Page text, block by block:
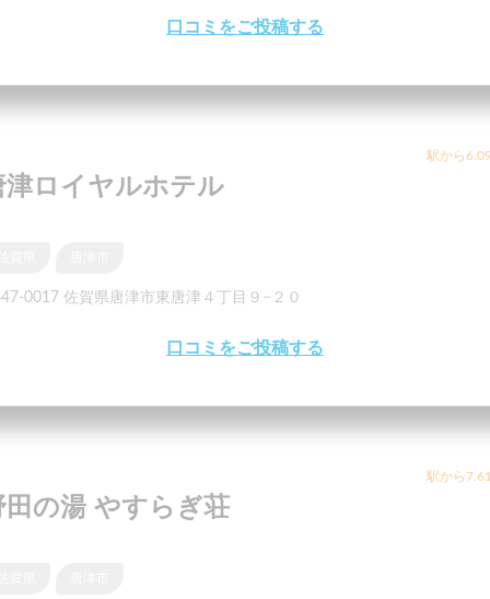
口コミをご投稿する
駅から
津ロイヤルホテル
0017 佐賀県唐津市東唐津４丁目９−２０
口コミをご投稿する
駅から
田の湯 やすらぎ荘